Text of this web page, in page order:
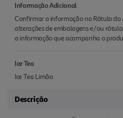
Informação Adicional
Confirmar a informação no Rótulo do
alterações de embalagens e/ou
a informação que acompanha o
Ice Tea
Ice Tea Limão
Descrição